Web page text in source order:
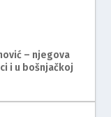
– njegova
i u bošnjačkoj